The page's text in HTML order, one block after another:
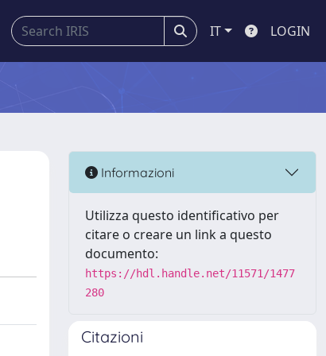
IT LOGIN
Informazioni
Utilizza questo identificativo per
citare o creare un link a questo
documento:
https://hdl.handle.net/11571/1477
280
Citazioni